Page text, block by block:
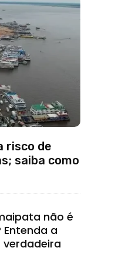
risco de
saiba como
não é
a
verdadeira